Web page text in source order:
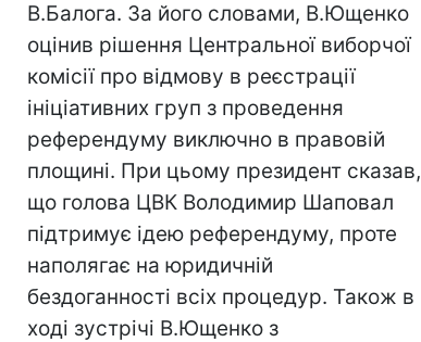
В.Балога. За його словами, В.Ющенко
оцінив рішення Центральної виборчої
комісії про відмову в реєстрації
ініціативних груп з проведення
референдуму виключно в правовій
площині. При цьому президент сказав,
що голова ЦВК Володимир Шаповал
підтримує ідею референдуму, проте
наполягає на юридичній
бездоганності всіх процедур. Також в
ході зустрічі В.Ющенко з